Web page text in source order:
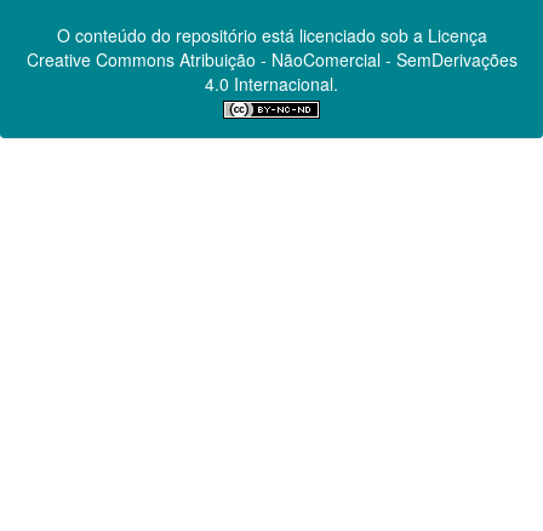
O conteúdo do repositório está licenciado sob a Licença
Creative CommonsAtribuição - NãoComercial - SemDerivações
4.0 Internacional.